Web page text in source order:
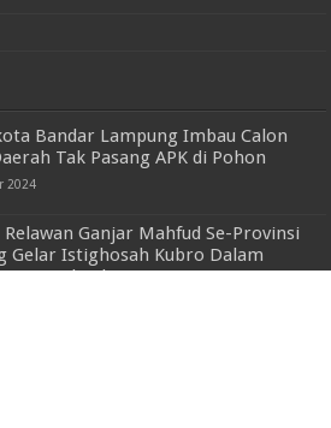
Bandar Lampung Imbau Calon
Tak Pasang APK di Pohon
2024
Relawan Ganjar Mahfud Se-Provinsi
Gelar Istighosah Kubro Dalam
Awal Tahun 2024